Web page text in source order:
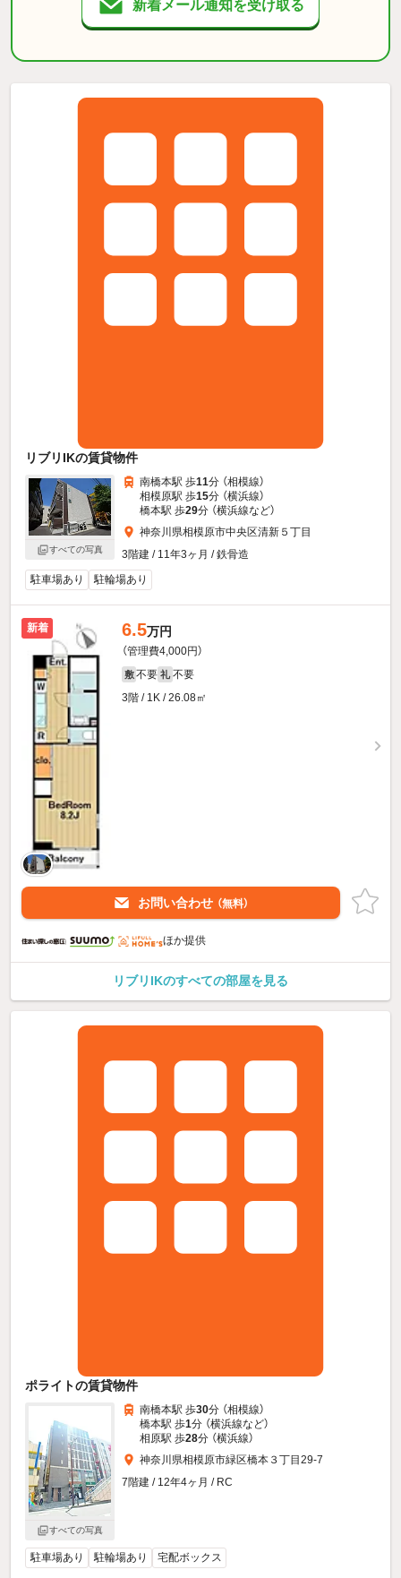
新着メール通知を受け取る
リブリIKの賃貸物件
すべての写真
南橋本駅 歩11分 （相模線）
相模原駅 歩15分 （横浜線）
橋本駅 歩29分 （横浜線など）
神奈川県相模原市中央区清新５丁目
3階建 / 11年3ヶ月 / 鉄骨造
駐車場あり
駐輪場あり
新着 6.5万円
（管理費4,000円）
敷 不要 礼 不要
3階 / 1K / 26.08㎡
お問い合わせ （無料）
ほか提供
リブリIKのすべての部屋を見る
ポライトの賃貸物件
すべての写真
南橋本駅 歩30分 （相模線）
橋本駅 歩1分 （横浜線など）
相原駅 歩28分 （横浜線）
神奈川県相模原市緑区橋本３丁目29-7
7階建 / 12年4ヶ月 / RC
駐車場あり 駐輪場あり 宅配ボックス